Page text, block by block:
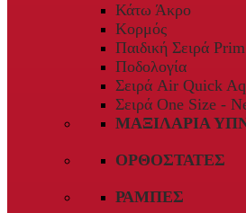
Κάτω Άκρο
Κορμός
Παιδική Σειρά Prim
Ποδολογία
Σειρά Air Quick
Σειρά One Size -
ΜΑΞΙΛΆΡΙΑ
ΟΡΘΟΣΤΆΤΕΣ
ΡΆΜΠΕΣ